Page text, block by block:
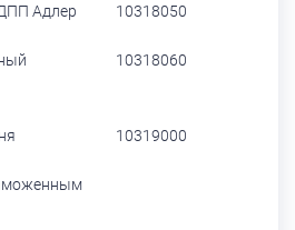
Адлер 10318050
10318060
10319000